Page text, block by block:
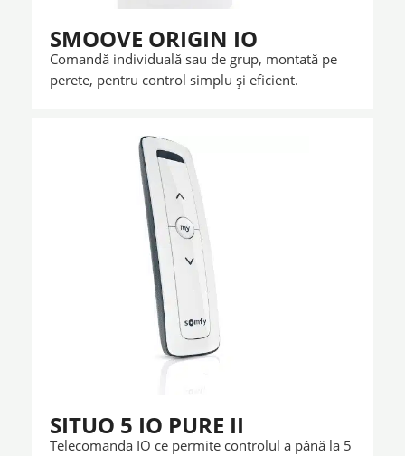
SMOOVE ORIGIN IO
Comandă individuală sau de grup, montată pe
perete, pentru control simplu și eficient.
SITUO 5 IO PURE II
Telecomanda IO ce permite controlul a până la 5